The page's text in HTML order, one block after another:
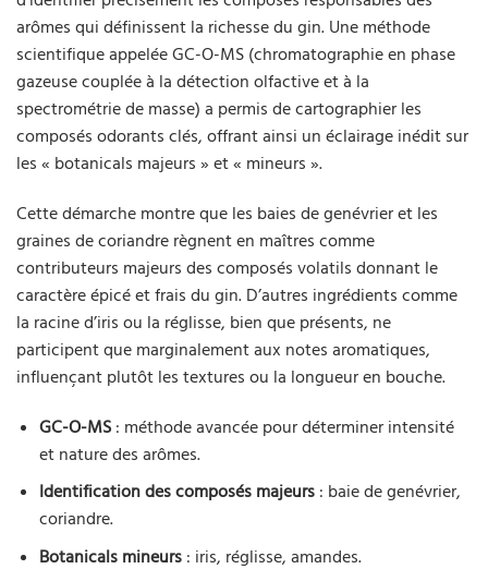
arômes qui définissent la richesse du gin. Une méthode
scientifique appelée GC-O-MS (chromatographie en phase
gazeuse couplée à la détection olfactive et à la
spectrométrie de masse) a permis de cartographier les
composés odorants clés, offrant ainsi un éclairage inédit sur
les « botanicals majeurs » et « mineurs ».
Cette démarche montre que les baies de genévrier et les
graines de coriandre règnent en maîtres comme
contributeurs majeurs des composés volatils donnant le
caractère épicé et frais du gin. D’autres ingrédients comme
la racine d’iris ou la réglisse, bien que présents, ne
participent que marginalement aux notes aromatiques,
influençant plutôt les textures ou la longueur en bouche.
GC-O-MS: méthode avancée pour déterminer intensité
et nature des arômes.
Identification des composés majeurs: baie de genévrier,
coriandre.
Botanicals mineurs: iris, réglisse, amandes.